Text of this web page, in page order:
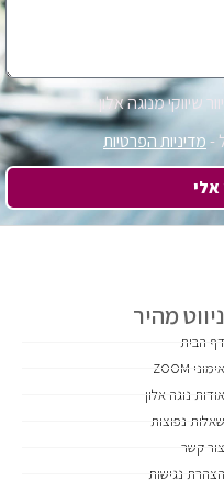
שיווקי מנוגה אלון
-מדיניות הפרטיות
אלי
ניווט מהיר
דף הבית
אימוני ZOOM
אודות נוגה אלון
שאלות נפוצות
צור קשר
הצהרת נגישות